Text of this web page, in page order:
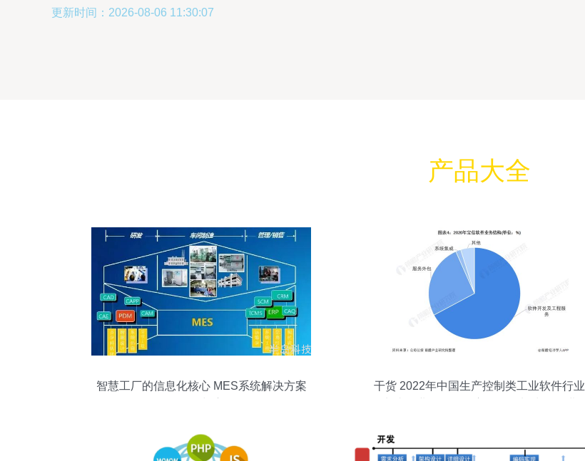
更新时间：2026-08-06 11:30:07
产品大全
智慧工厂的信息化核心 MES系统解决方案
干货 2022年中国生产控制类工业软件行业